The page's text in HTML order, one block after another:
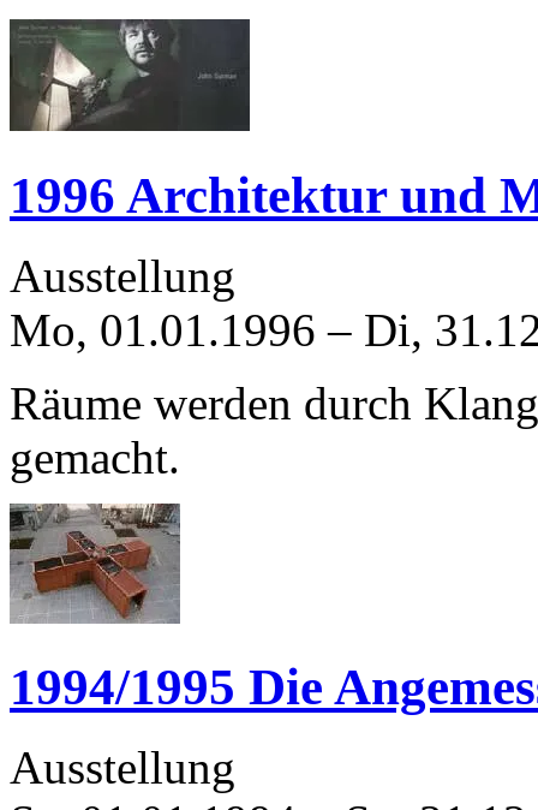
1996 Architektur und
Ausstellung
Mo, 01.01.1996 – Di,
Räume werden durch
gemacht.
1994/1995 Die
Ausstellung